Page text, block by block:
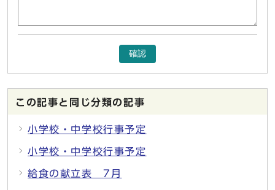
確認
この記事と同じ分類の記事
小学校・中学校行事予定
小学校・中学校行事予定
給食の献立表 7月